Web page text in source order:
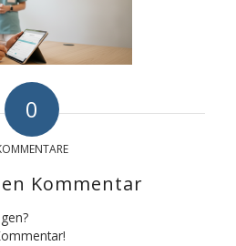
0
Kommentar